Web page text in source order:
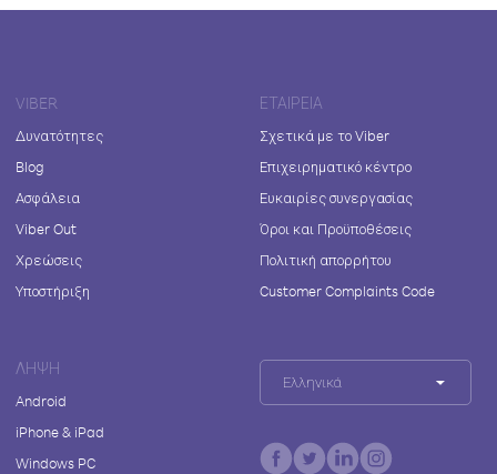
VIBER
Δυνατότητες
Blog
Ασφάλεια
Viber Out
Χρεώσεις
Υποστήριξη
ΕΤΑΙΡΕΊΑ
Σχετικά με το Viber
Επιχειρηματικό κέντρο
Ευκαιρίες συνεργασίας
Όροι και Προϋποθέσεις
Πολιτική απορρήτου
Customer Complaints Code
ΛΉΨΗ
Android
iPhone & iPad
Windows PC
Ελληνικά